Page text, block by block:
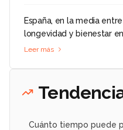
España, en la media
longevidad y bienestar
Leer más
Cuánto tiempo puede